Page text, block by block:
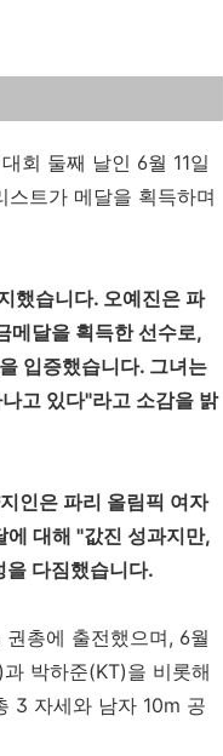
회 둘째 날인 6월 11일
트가 메달을 획득하며
했습니다. 오예진은 파
메달을 획득한 선수로,
입증했습니다. 그녀는
고 있다"라고 소감을 밝
인은 파리 올림픽 여자
대해 "값진 성과지만,
을 다짐했습니다.
총에 출전했으며, 6월
박하준(KT)을 비롯해
3 자세와 남자 10m 공